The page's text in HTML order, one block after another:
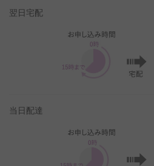
翌日宅配
当日配達